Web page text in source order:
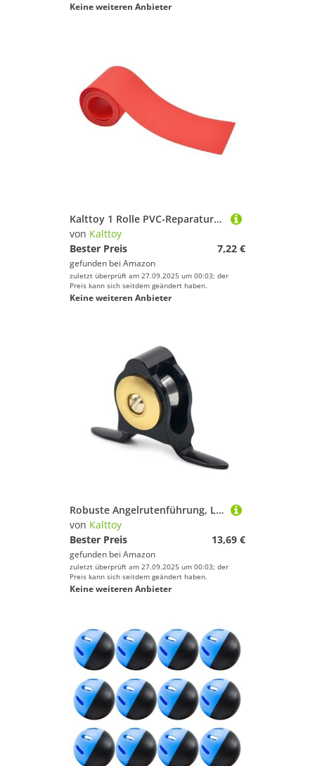
Keine weiteren Anbieter
Kalttoy 1 Rolle PVC-Reparaturflicken für beschädigte undichte Löcher, geklebte, wasserdichte Flicken
von Kalttoy
Bester Preis
7,22 €
gefunden bei Amazon
zuletzt überprüft am 27.09.2025 um 00:03; der
Preis kann sich seitdem geändert haben.
Keine weiteren Anbieter
Robuste Angelrutenführung, Legierung, Rutenführungsringe, einfach zu bedienen
von Kalttoy
Bester Preis
13,69 €
gefunden bei Amazon
zuletzt überprüft am 27.09.2025 um 00:03; der
Preis kann sich seitdem geändert haben.
Keine weiteren Anbieter